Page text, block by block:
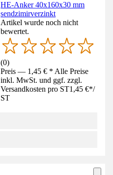
HE-Anker 40x160x30 mm
sendzimirverzinkt
Artikel wurde noch nicht
bewertet.
(0)
Preis — 1,45 € * Alle Preise
inkl. MwSt. und ggf. zzgl.
Versandkosten pro ST1,45 €*/
ST